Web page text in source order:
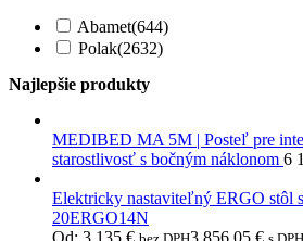
Abamet(644)
Polak(2632)
Najlepšie produkty
MEDIBED MA 5M | Posteľ pre
starostlivosť s bočným náklonom 6
Elektricky nastaviteľný ERGO stôl
20ERGO14N